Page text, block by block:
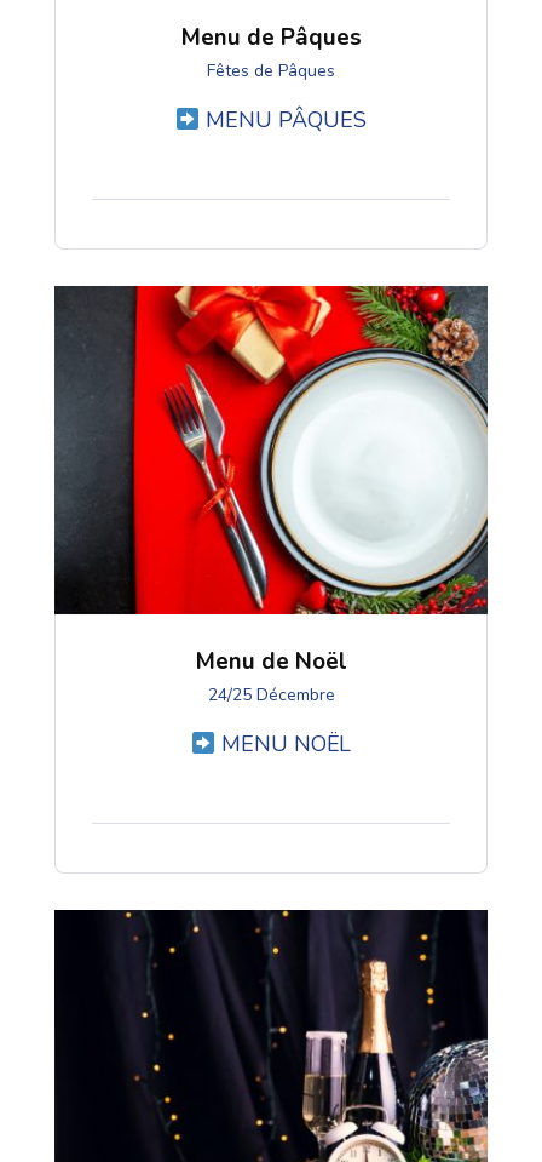
Menu de Pâques
Fêtes de Pâques
MENU PÂQUES
Menu de Noël
24/25 Décembre
MENU NOËL